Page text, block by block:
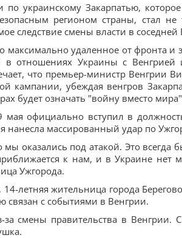
украинскому Закарпатью,
регионом страны, стал
следствие смены власти в
максимально удаленное от фронта
в отношениях Украины с
что премьер-министр Венгрии
кампании, убеждая венгров
будет означать "войну вместо
официально вступил в
нанесла массированный удар по
оказались под атакой. Это всегда
к нам, и в Украине нет
Ужгорода.
14-летняя жительница города
связан с событиями в Венгрии.
смены правительства в Венгрии.